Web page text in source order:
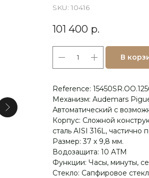
SKU: 10416
101 400 р.
В
Reference:
Механизм: Audemars
Автоматический с
Корпус: Сложной
сталь AISI 316L,
Размер: 37 х 9,8 мм.
Водозащита: 10 ATM
Функции: Часы, минуты,
Стекло: Сапфировое